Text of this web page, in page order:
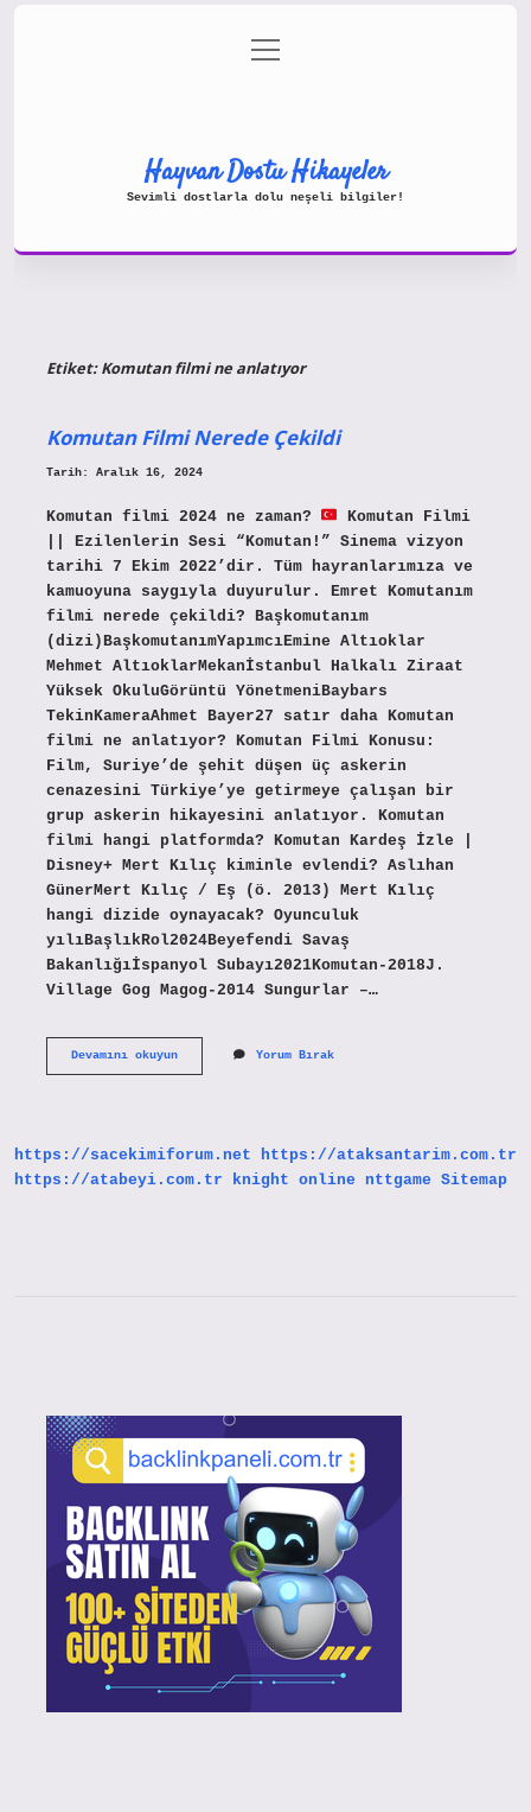
Gizlilik Politikası
menüyü
aç
Hayvan Dostu Hikayeler
Sevimli dostlarla dolu neşeli bilgiler!
Etiket:Komutan filmi ne anlatıyor
Komutan Filmi Nerede Çekildi
Tarih: Aralık 16, 2024
Komutan filmi 2024 ne zaman?
Komutan Filmi
|| Ezilenlerin Sesi “Komutan!” Sinema vizyon
tarihi 7 Ekim 2022’dir. Tüm hayranlarımıza ve
kamuoyuna saygıyla duyurulur. Emret Komutanım
filmi nerede çekildi? Başkomutanım
(dizi)BaşkomutanımYapımcıEmine Altıoklar
Mehmet AltıoklarMekanİstanbul Halkalı Ziraat
Yüksek OkuluGörüntü YönetmeniBaybars
TekinKameraAhmet Bayer27 satır daha Komutan
filmi ne anlatıyor? Komutan Filmi Konusu:
Film, Suriye’de şehit düşen üç askerin
cenazesini Türkiye’ye getirmeye çalışan bir
grup askerin hikayesini anlatıyor. Komutan
filmi hangi platformda? Komutan Kardeş İzle |
Disney+ Mert Kılıç kiminle evlendi? Aslıhan
GünerMert Kılıç / Eş (ö. 2013) Mert Kılıç
hangi dizide oynayacak? Oyunculuk
yılıBaşlıkRol2024Beyefendi Savaş
Bakanlığıİspanyol Subayı2021Komutan-2018J.
Village Gog Magog-2014 Sungurlar –…
Devamını okuyunKomutan
Yorum Bırak
https://sacekimiforum.net
https://ataksantarim.com.tr
https://atabeyi.com.tr
knight online nttgame Sitemap